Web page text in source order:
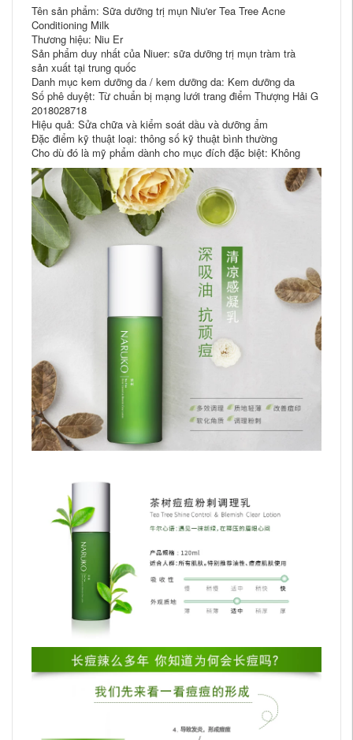
Tên sản phẩm: Sữa dưỡng trị mụn Niu'er Tea Tree Acne
Conditioning Milk
Thương hiệu: Niu Er
Sản phẩm duy nhất của Niuer: sữa dưỡng trị mụn tràm trà
sản xuất tại trung quốc
Danh mục kem dưỡng da / kem dưỡng da: Kem dưỡng da
Số phê duyệt: Từ chuẩn bị mạng lưới trang điểm Thượng Hải G
2018028718
Hiệu quả: Sửa chữa và kiểm soát dầu và dưỡng ẩm
Đặc điểm kỹ thuật loại: thông số kỹ thuật bình thường
Cho dù đó là mỹ phẩm dành cho mục đích đặc biệt: Không